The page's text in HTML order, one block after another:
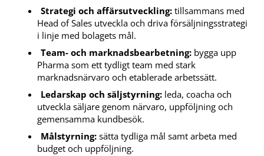
Strategi och affärsutveckling: tillsammans med
Head of Sales utveckla och driva försäljningsstrategi
i linje med bolagets mål.
Team- och marknadsbearbetning: bygga upp
Pharma som ett tydligt team med stark
marknadsnärvaro och etablerade arbetssätt.
Ledarskap och säljstyrning: leda, coacha och
utveckla säljare genom närvaro, uppföljning och
gemensamma kundbesök.
Målstyrning: sätta tydliga mål samt arbeta med
budget och uppföljning.